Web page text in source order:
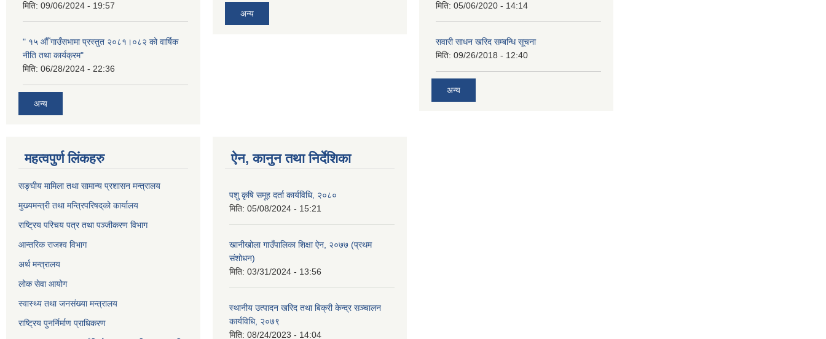
मिति: 09/06/2024 - 19:57
" १५ औँ गाउँसभामा प्रस्तुत २०८१।०८२ को वार्षिक
नीति तथा कार्यक्रम"
मिति: 06/28/2024 - 22:36
अन्य
अन्य
मिति: 05/06/2020 - 14:14
सवारी साधन खरिद सम्बन्धि सूचना
मिति: 09/26/2018 - 12:40
अन्य
महत्वपुर्ण लिंकहरु
सङ्घीय मामिला तथा सामान्य प्रशासन मन्त्रालय
मुख्यमन्त्री तथा मन्त्रिपरिषद्‌को कार्यालय
राष्ट्रिय परिचय पत्र तथा पञ्जीकरण विभाग
आन्तरिक राजश्व विभाग
अर्थ मन्त्रालय
लोक सेवा आयोग
स्वास्थ्य तथा जनसंख्या मन्त्रालय
राष्ट्रिय पुनर्निर्माण प्राधिकरण
ऐन, कानुन तथा निर्देशिका
पशु कृषि समूह दर्ता कार्यविधि, २०८०
मिति: 05/08/2024 - 15:21
खानीखोला गाउँपालिका शिक्षा ऐन, २०७७ (प्रथम
संशोधन)
मिति: 03/31/2024 - 13:56
स्थानीय उत्पादन खरिद तथा बिक्री केन्द्र सञ्चालन
कार्यविधि, २०७९
मिति: 08/24/2023 - 14:04